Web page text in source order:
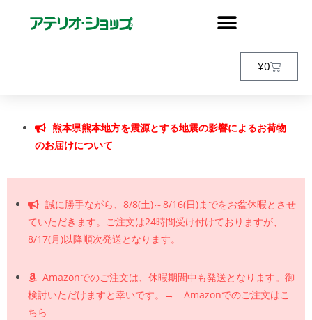
¥0
熊本県熊本地方を震源とする地震の影響によるお荷物
のお届けについて
誠に勝手ながら、8/8(土)～8/16(日)までをお盆休暇とさせ
ていただきます。ご注文は24時間受け付けておりますが、
8/17(月)以降順次発送となります。
Amazonでのご注文は、休暇期間中も発送となります。御
検討いただけますと幸いです。→ Amazonでのご注文はこ
ちら